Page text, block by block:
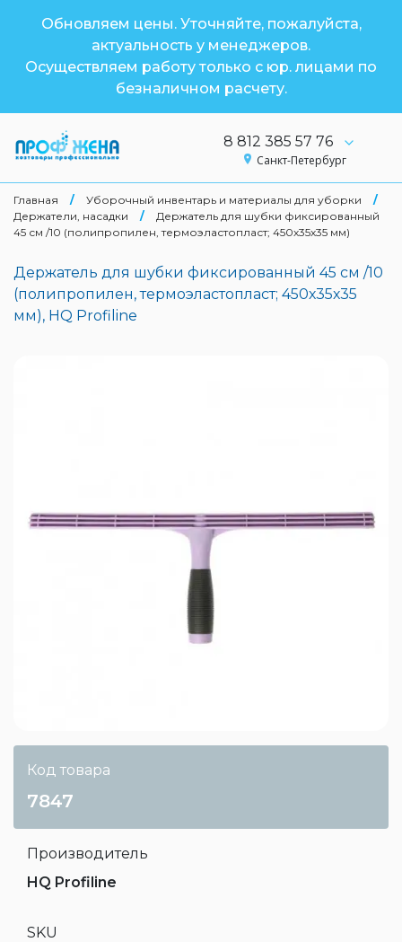
Обновляем цены. Уточняйте, пожалуйста,
актуальность у менеджеров.
Осуществляем работу только с юр. лицами по
безналичном расчету.
8 812 385 57 76
Санкт-Петербург
Главная / Уборочный инвентарь и материалы для уборки
/
Держатели, насадки
/
Держатель для шубки фиксированный
45 см /10 (полипропилен, термоэластопласт; 450х35х35 мм)
Держатель для шубки фиксированный 45 см /10
(полипропилен, термоэластопласт; 450х35х35
мм), HQ Profiline
Код товара
7847
Производитель
HQ Profiline
SKU